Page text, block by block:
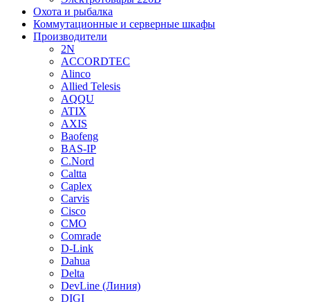
Охота и рыбалка
Коммутационные и серверные шкафы
Производители
2N
ACCORDTEC
Alinco
Allied Telesis
AQQU
ATIX
AXIS
Baofeng
BAS-IP
C.Nord
Caltta
Caplex
Carvis
Cisco
CMO
Comrade
D-Link
Dahua
Delta
DevLine (Линия)
DIGI